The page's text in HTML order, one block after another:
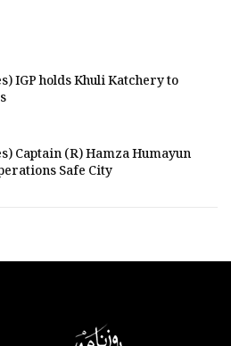
IGP holds Khuli Katchery to
Captain (R) Hamza Humayun
Safe City